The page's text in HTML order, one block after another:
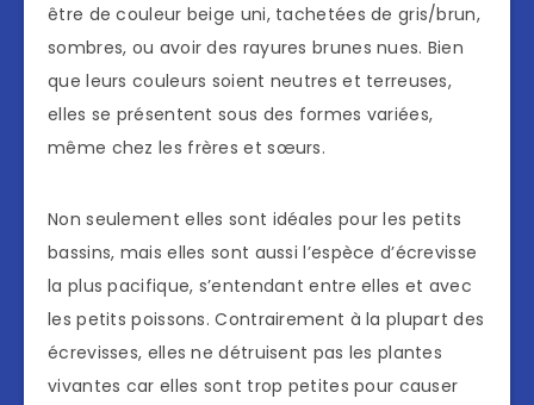
être de couleur beige uni, tachetées de gris/brun,
sombres, ou avoir des rayures brunes nues. Bien
que leurs couleurs soient neutres et terreuses,
elles se présentent sous des formes variées,
même chez les frères et sœurs.
Non seulement elles sont idéales pour les petits
bassins, mais elles sont aussi l’espèce d’écrevisse
la plus pacifique, s’entendant entre elles et avec
les petits poissons. Contrairement à la plupart des
écrevisses, elles ne détruisent pas les plantes
vivantes car elles sont trop petites pour causer